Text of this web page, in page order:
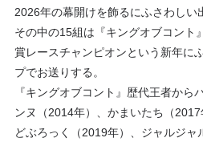
2026年の幕開けを飾るにふさわしい
その中の15組は『キングオブコント
賞レースチャンピオンという新年に
プでお送りする。
『キングオブコント』歴代王者から
ンヌ（2014年）、かまいたち（2017
どぶろっく（2019年）、ジャルジ